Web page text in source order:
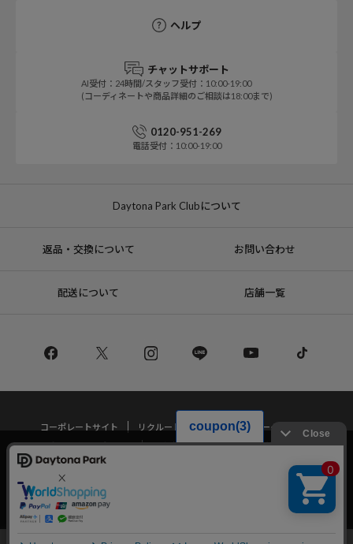
ヘルプ
チャットサポート
AI受付：24時間/スタッフ受付：10:00-19:00
(コーディネートや商品詳細のご相談は18:00まで)
0120-951-269
電話受付：10:00-19:00
Daytona Park Clubについて
返品・交換について お問い合わせ
配送について 店舗一覧
コーポレートサイト リクルート
サステナブルマークについて
プライバシーポリシー
特定商取引法・古物営業法に基づく表記
Copyright © DAYTONA INTERNATIONAL Co.,Ltd All Rights Reserved.
当サイトでは利用体験の向上およびコンテンツの最適な提供、トラフィック
の分析を目的としてCookieを使用しています。
サイトの閲覧を継続された場合、Cookieの利用に同意したことものといたし
ます。
詳細についてはプライバシーポリシー